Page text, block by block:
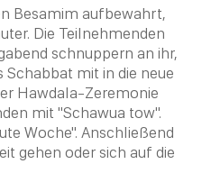
Besamim aufbewahrt,
Die Teilnehmenden
schnuppern an ihr,
Schabbat mit in die neue
Hawdala-Zeremonie
mit "Schawua tow".
Woche". Anschließend
gehen oder sich auf die